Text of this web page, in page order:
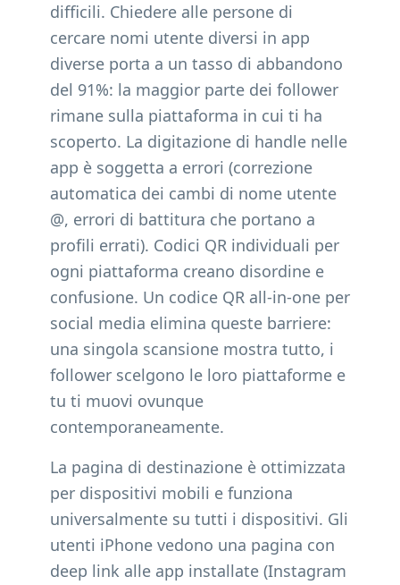
difficili. Chiedere alle persone di
cercare nomi utente diversi in app
diverse porta a un tasso di abbandono
del 91%: la maggior parte dei follower
rimane sulla piattaforma in cui ti ha
scoperto. La digitazione di handle nelle
app è soggetta a errori (correzione
automatica dei cambi di nome utente
@, errori di battitura che portano a
profili errati). Codici QR individuali per
ogni piattaforma creano disordine e
confusione. Un codice QR all-in-one per
social media elimina queste barriere:
una singola scansione mostra tutto, i
follower scelgono le loro piattaforme e
tu ti muovi ovunque
contemporaneamente.
La pagina di destinazione è ottimizzata
per dispositivi mobili e funziona
universalmente su tutti i dispositivi. Gli
utenti iPhone vedono una pagina con
deep link alle app installate (Instagram